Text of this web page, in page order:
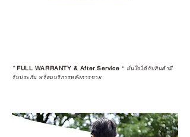
*FULL WARRANTY & After Service * มั่นใจได้กับสินค้ามี
รับประกัน พร้อมบริการหลังการขาย